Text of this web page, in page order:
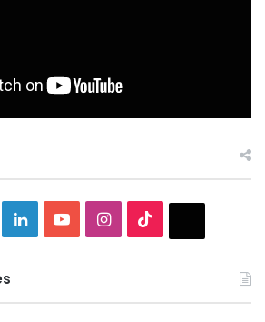
LinkedInYouTubeInstagram